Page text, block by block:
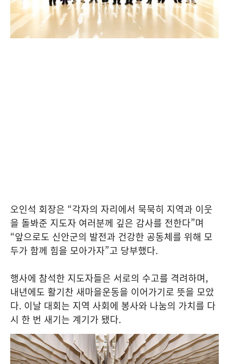
오인석 회장은 “각자의 자리에서 묵묵히 지역과 이웃
을 돌봐준 지도자 여러분께 깊은 감사를 전한다”며
“앞으로도 신안군의 발전과 건강한 공동체를 위해 모
두가 함께 힘을 모아가자”고 당부했다.
행사에 참석한 지도자들은 서로의 수고를 격려하며,
내년에도 활기찬 새마을운동을 이어가기로 뜻을 모았
다. 이날 대회는 지역 사회에 봉사와 나눔의 가치를 다
시 한 번 새기는 계기가 됐다.